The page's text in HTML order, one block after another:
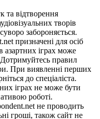
та відтворення
творів
забороняється.
призначені для осіб
азартних іграх може
Дотримуйтесь правил
При виявленні перших
до спеціаліста.
іграх не може бути
роботі.
не проводить
гроші, також сайт не